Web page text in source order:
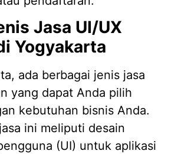
Jasa UI/UX
Yogyakarta
ada berbagai jenis jasa
yang dapat Anda pilih
kebutuhan bisnis Anda.
ini meliputi desain
(UI) untuk aplikasi